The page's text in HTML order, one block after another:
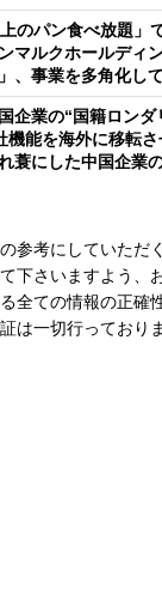
上のパン食べ放題
マルクホールデ
、事業を多角化し
企業の“国籍ロン
能を海外に移転
蓑にした中国企業
参考にしていただ
下さいますよう、
ての情報の正確
一切行っており